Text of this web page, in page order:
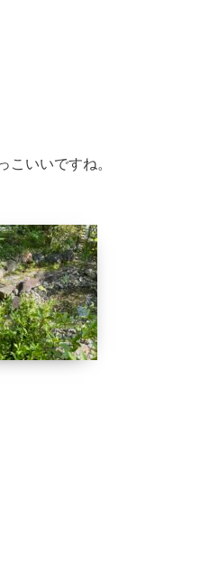
こいいですね。